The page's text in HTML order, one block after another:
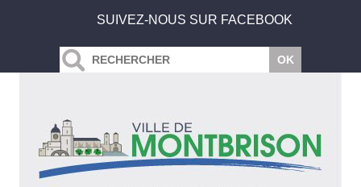
SUIVEZ-NOUS SUR FACEBOOK